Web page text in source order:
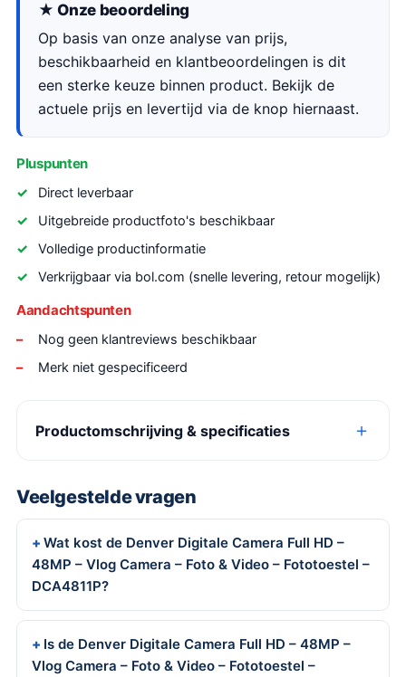
★ Onze beoordeling
Op basis van onze analyse van prijs,
beschikbaarheid en klantbeoordelingen is dit
een sterke keuze binnen product. Bekijk de
actuele prijs en levertijd via de knop hiernaast.
Pluspunten
Direct leverbaar
Uitgebreide productfoto's beschikbaar
Volledige productinformatie
Verkrijgbaar via bol.com (snelle levering, retour mogelijk)
Aandachtspunten
Nog geen klantreviews beschikbaar
Merk niet gespecificeerd
Productomschrijving & specificaties
Veelgestelde vragen
Wat kost de Denver Digitale Camera Full HD –
48MP – Vlog Camera – Foto & Video – Fototoestel –
DCA4811P?
Is de Denver Digitale Camera Full HD – 48MP –
Vlog Camera – Foto & Video – Fototoestel –